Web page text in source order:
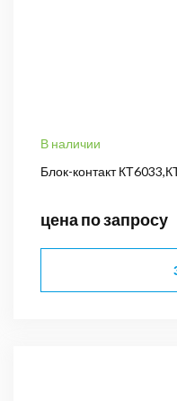
В наличии
Блок-контакт
цена по запросу